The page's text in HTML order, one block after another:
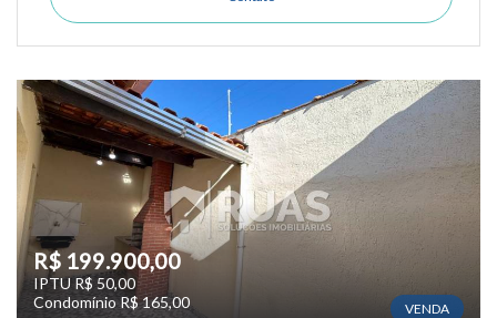
R$ 199.900,00
IPTU R$ 50,00
Condomínio R$ 165,00
VENDA